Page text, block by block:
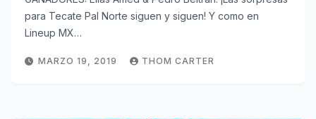
para Tecate Pal Norte siguen y siguen! Y como en
Lineup MX…
MARZO 19, 2019 THOM CARTER